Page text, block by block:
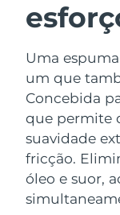
Uma
um que
Concebida
que permite
suavidade
fricção.
óleo e suor,